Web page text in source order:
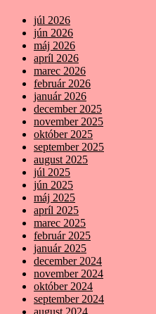
júl 2026
jún 2026
máj 2026
apríl 2026
marec 2026
február 2026
január 2026
december 2025
november 2025
október 2025
september 2025
august 2025
júl 2025
jún 2025
máj 2025
apríl 2025
marec 2025
február 2025
január 2025
december 2024
november 2024
október 2024
september 2024
august 2024